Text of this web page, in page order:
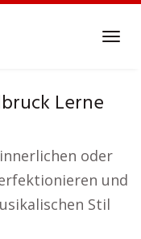
Lerne
oder
und
Stil